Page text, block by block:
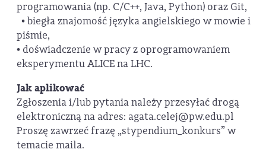
programowania (np. C/C++, Java, Python) oraz Git,
• biegła znajomość języka angielskiego w mowie i
piśmie,
• doświadczenie w pracy z oprogramowaniem
eksperymentu ALICE na LHC.
Jak aplikować
Zgłoszenia i/lub pytania należy przesyłać drogą
elektroniczną na adres: agata.celej@pw.edu.pl
Proszę zawrzeć frazę „stypendium­_konkurs” w
temacie maila.